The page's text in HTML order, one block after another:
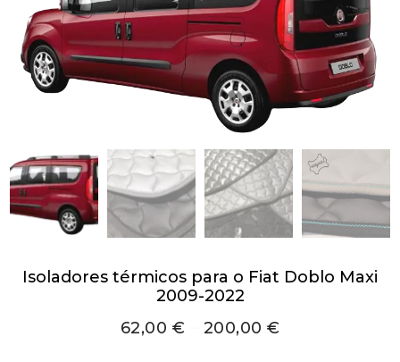
Isoladores térmicos para o Fiat Doblo Maxi
2009-2022
62,00 € 200,00 €